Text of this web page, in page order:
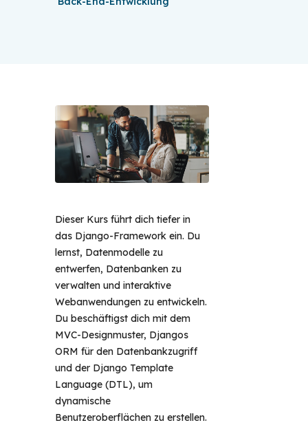
Dieser Kurs führt dich tiefer in
das Django-Framework ein. Du
lernst, Datenmodelle zu
entwerfen, Datenbanken zu
verwalten und interaktive
Webanwendungen zu entwickeln.
Du beschäftigst dich mit dem
MVC-Designmuster, Djangos
ORM für den Datenbankzugriff
und der Django Template
Language (DTL), um
dynamische
Benutzeroberflächen zu erstellen.